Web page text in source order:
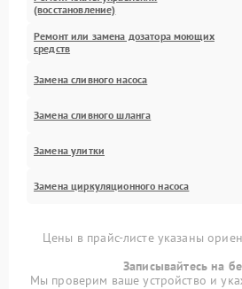
(восстановление)
Ремонт или замена дозатора моющих
средств
Замена сливного насоса
Замена сливного шланга
Замена улитки
Замена циркуляционного насоса
Цены в прайс-листе указаны
Записывайтесь на
Мы проверим ваше устройство и